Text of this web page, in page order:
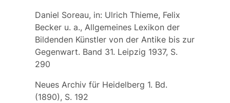
Daniel Soreau, in: Ulrich Thieme, Felix
Becker u. a., Allgemeines Lexikon der
Bildenden Künstler von der Antike bis zur
Gegenwart. Band 31. Leipzig 1937, S.
290
Neues Archiv für Heidelberg 1. Bd.
(1890), S. 192